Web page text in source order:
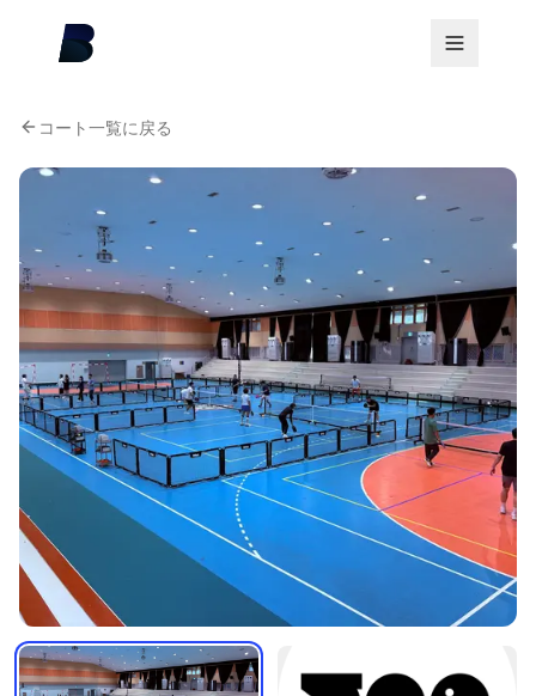
コート一覧に戻る